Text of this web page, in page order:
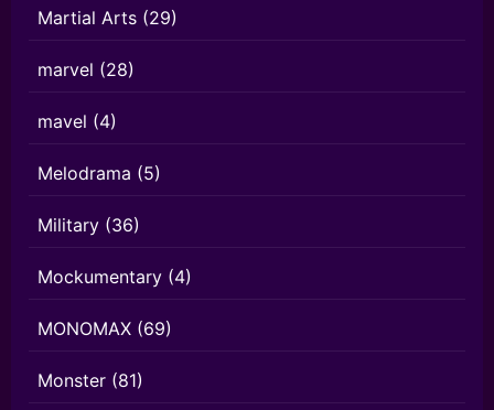
Martial Arts (29)
marvel (28)
mavel (4)
Melodrama (5)
Military (36)
Mockumentary (4)
MONOMAX (69)
Monster (81)